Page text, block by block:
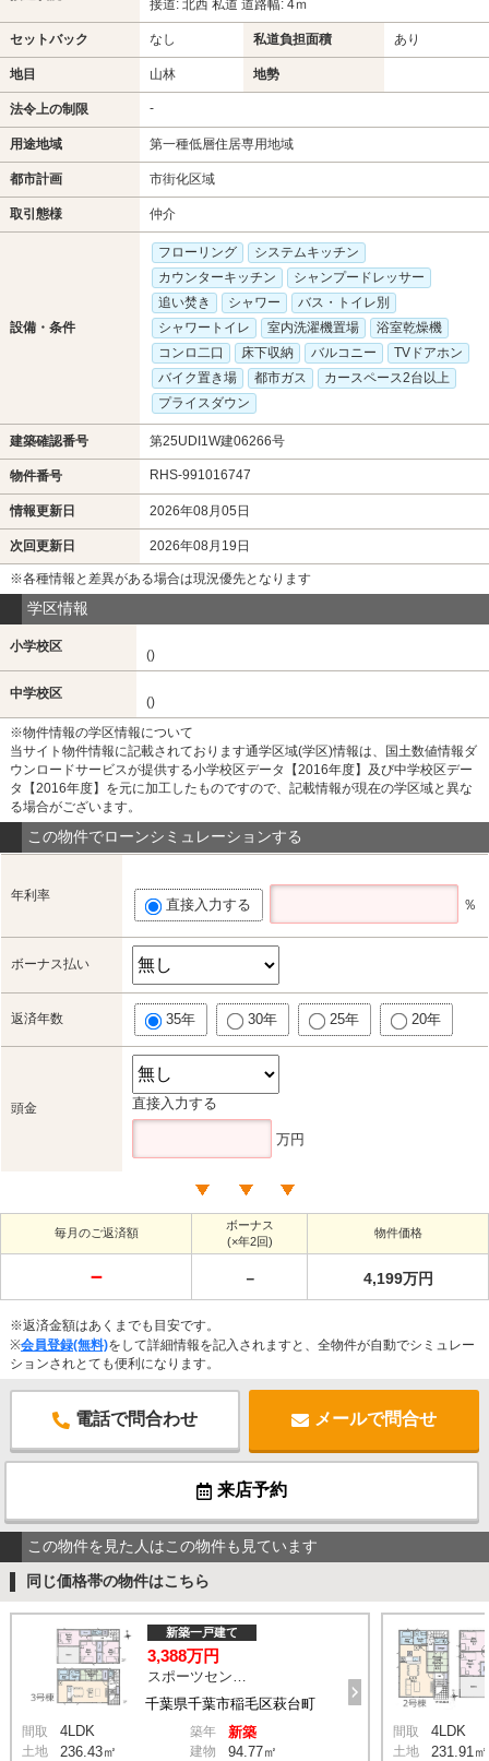
接道: 北西 私道 道路幅: 4ｍ
セットバック なし 私道負担面積 あり
地目 山林 地勢
法令上の制限 -
用途地域 第一種低層住居専用地域
都市計画 市街化区域
取引態様 仲介
設備・条件
フローリング
システムキッチン
カウンターキッチン
シャンプードレッサー
追い焚き
シャワー
バス・トイレ別
シャワートイレ
室内洗濯機置場
浴室乾燥機
コンロ二口
床下収納 バルコニー
TVドアホン
バイク置き場
都市ガス
カースペース2台以上
プライスダウン
建築確認番号 第25UDI1W建06266号
物件番号 RHS-991016747
情報更新日 2026年08月05日
次回更新日 2026年08月19日
※各種情報と差異がある場合は現況優先となります
学区情報
小学校区
()
中学校区
()
※物件情報の学区情報について
当サイト物件情報に記載されております通学区域(学区)情報は、国土数値情報ダ
ウンロードサービスが提供する小学校区データ【2016年度】及び中学校区デー
タ【2016年度】を元に加工したものですので、記載情報が現在の学区域と異な
る場合がございます。
この物件でローンシミュレーションする
年利率
直接入力する ％
ボーナス払い
返済年数 35年 30年 25年 20年
頭金 直接入力する
万円
毎月のご返済額
ボーナス
(×年2回)
物件価格
－ － 4,199万円
※返済金額はあくまでも目安です。
※会員登録(無料)をして詳細情報を記入されますと、全物件が自動でシミュレー
ションされとても便利になります。
電話で問合わせ メールで問合せ
来店予約
この物件を見た人はこの物件も見ています
同じ価格帯の物件はこちら
千葉県千葉市稲毛区萩台町
新築一戸建て
3,388万円
間取 4LDK 築年 新築
土地 236.43㎡ 建物 94.77㎡
間取 4LDK
土地 231.91㎡